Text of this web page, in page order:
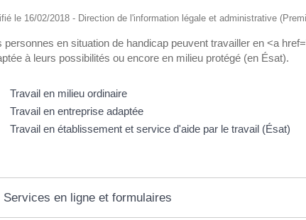
le 16/02/2018 - Direction de l'information légale et administrative
personnes en situation de handicap peuvent travailler en <a
à leurs possibilités ou encore en milieu protégé (en Ésat).
Travail en milieu ordinaire
Travail en entreprise adaptée
Travail en établissement et service d'aide par le travail (Ésat)
Services en ligne et formulaires